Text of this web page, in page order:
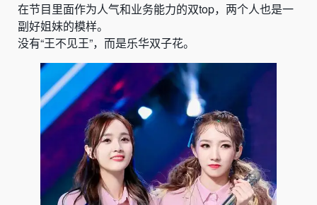
在节目里面作为人气和业务能力的双top，两个人也是一
副好姐妹的模样。
没有“王不见王”，而是乐华双子花。